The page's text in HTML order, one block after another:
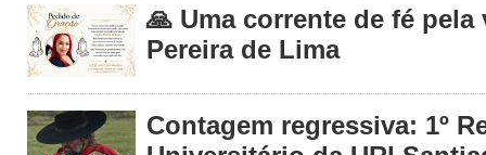
🙏 Uma corrente de fé pela
Pereira de Lima
Contagem regressiva: 1º